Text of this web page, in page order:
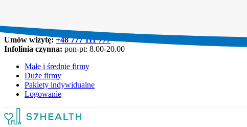
Umów wizytę:+48 777 111 777
Infolinia czynna: pon-pt: 8.00-20.00
Małe i średnie firmy
Duże firmy
Pakiety indywidualne
Logowanie